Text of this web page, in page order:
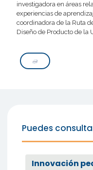
investigadora en áreas
experiencias de
coordinadora de la Ruta
Diseño de Producto de la
Puedes
Innovación